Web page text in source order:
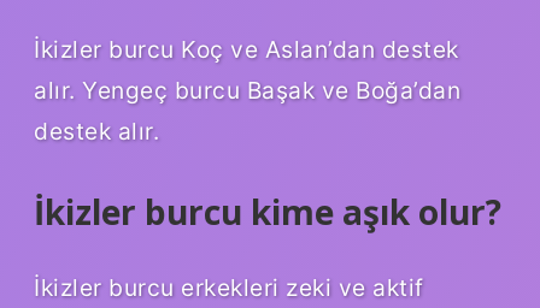
İkizler burcu Koç ve Aslan’dan destek
alır. Yengeç burcu Başak ve Boğa’dan
destek alır.
İkizler burcu kime aşık olur?
İkizler burcu erkekleri zeki ve aktif